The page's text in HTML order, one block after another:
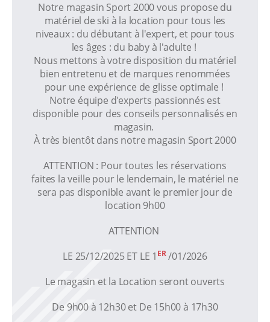
Notre magasin Sport 2000 vous propose du
matériel de ski à la location pour tous les
niveaux : du débutant à l'expert, et pour tous
les âges : du baby à l'adulte !
Nous mettons à votre disposition du matériel
bien entretenu et de marques renommées
pour une expérience de glisse optimale !
Notre équipe d'experts passionnés est
disponible pour des conseils personnalisés en
magasin.
À très bientôt dans notre magasin Sport 2000
ATTENTION : Pour toutes les réservations
faites la veille pour le lendemain, le matériel ne
sera pas disponible avant le premier jour de
location 9h00
ATTENTION
LE 25/12/2025 ET LE 1 ER/01/2026
Le magasin et la Location seront ouverts
De 9h00 à 12h30 et De 15h00 à 17h30